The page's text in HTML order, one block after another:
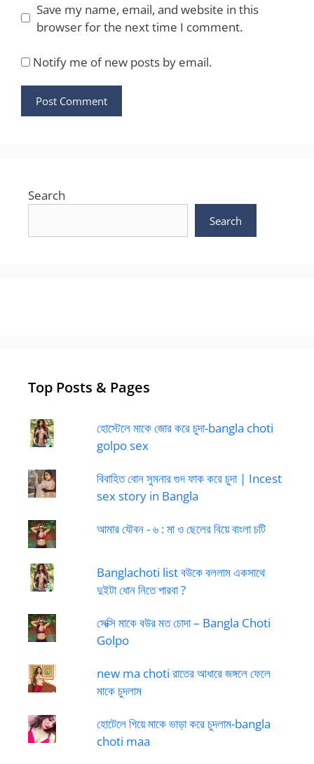
Save my name, email, and website in this
browser for the next time I comment.
Notify me of new posts by email.
Search
Search
Top Posts & Pages
হোস্টেলে মাকে জোর করে চুদা-bangla choti
golpo sex
বিবাহিত বোন সুমনার গুদ ফাক করে চুদা | Incest
sex story in Bangla
আমার যৌবন - ৬ : মা ও ছেলের বিয়ে বাংলা চটি
Banglachoti list বউকে বললাম একসাথে
দুইটা ধোন নিতে পারবা ?
সেক্সি মাকে বউর মত চোদা – Bangla Choti
Golpo
new ma choti রাতের আধারে জঙ্গলে ফেলে
মাকে চুদলাম
হোটেলে গিয়ে মাকে ভাড়া করে চুদলাম-bangla
choti maa